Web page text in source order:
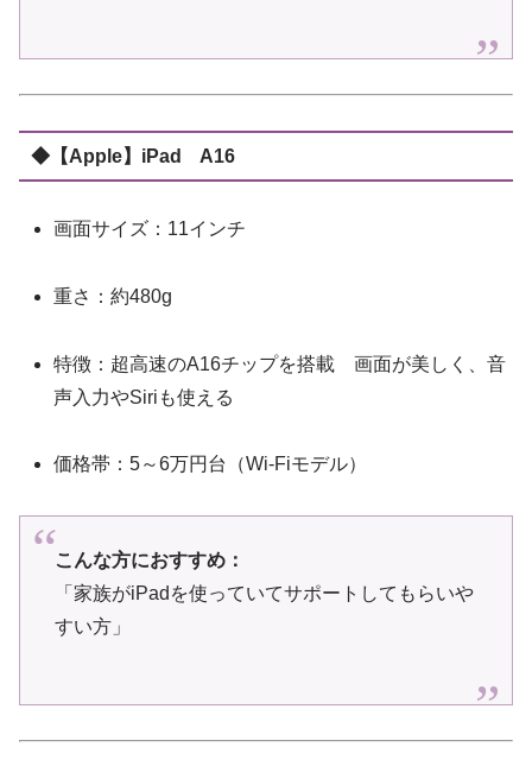
◆【Apple】iPad A16
画面サイズ：11インチ
重さ：約480g
特徴：超高速のA16チップを搭載 画面が美しく、音
声入力やSiriも使える
価格帯：5～6万円台（Wi-Fiモデル）
こんな方におすすめ：
「家族がiPadを使っていてサポートしてもらいや
すい方」